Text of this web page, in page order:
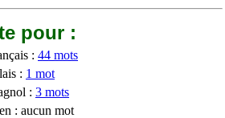
pour :
: 44 mots
: 1 mot
: 3 mots
: aucun mot